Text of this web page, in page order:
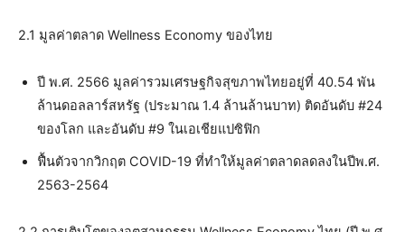
2.1 มูลค่าตลาด Wellness Economy ของไทย
ปี พ.ศ. 2566 มูลค่ารวมเศรษฐกิจสุขภาพไทยอยู่ที่ 40.54 พัน
ล้านดอลลาร์สหรัฐ (ประมาณ 1.4 ล้านล้านบาท) ติดอันดับ #24
ของโลก และอันดับ #9 ในเอเชียแปซิฟิก
ฟื้นตัวจากวิกฤต COVID-19 ที่ทำให้มูลค่าตลาดลดลงในปีพ.ศ.
2563-2564